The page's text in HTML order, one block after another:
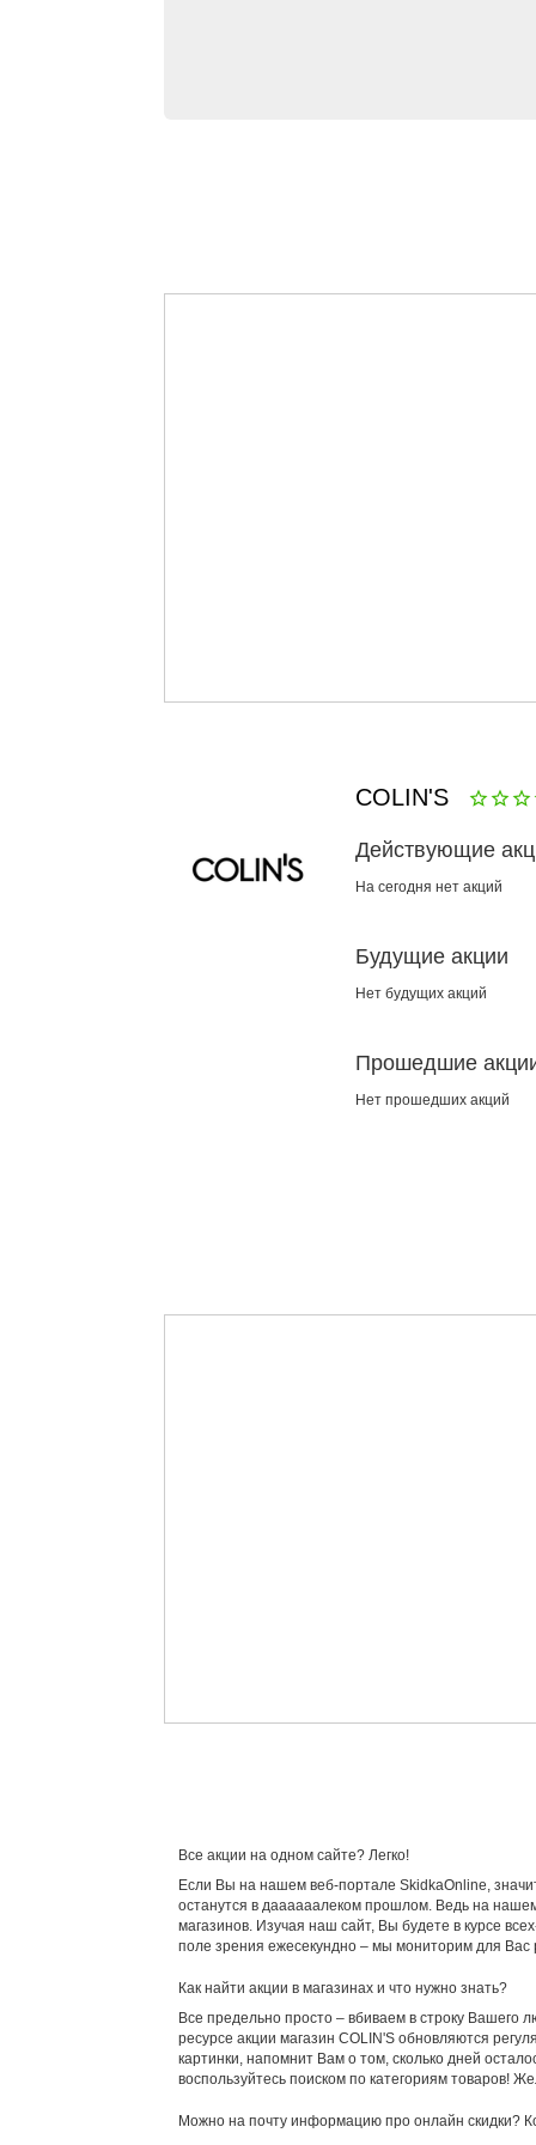
COLIN'S
Действующие
На сегодня нет акций
Будущие акции
Нет будущих акций
Прошедшие
Нет прошедших акций
Все акции на одном сайте? Легко!
Если Вы на нашем веб-портале SkidkaOnline,
останутся в даааааалеком прошлом. Ведь на нашем
магазинов. Изучая наш сайт, Вы будете в курсе
поле зрения ежесекундно – мы мониторим для Вас
Как найти акции в магазинах и что нужно знать?
Все предельно просто – вбиваем в строку Вашего
ресурсе акции магазин COLIN'S обновляются
картинки, напомнит Вам о том, сколько дней
воспользуйтесь поиском по категориям товаров!
Можно на почту информацию про онлайн скидки?